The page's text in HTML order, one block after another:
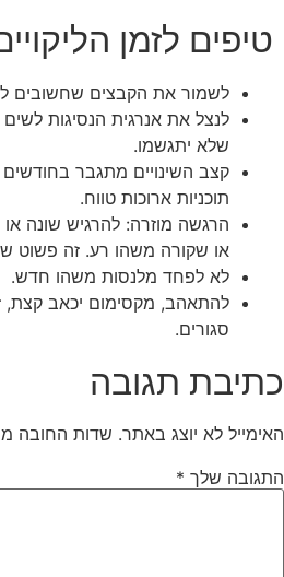
טיפים לזמן
לשמור את הקבצים שחשובים
לנצל את אנרגית הנסיגות
שלא יתגשמו.
קצב השינויים מתגבר
תוכניות ארוכות טווח.
הרגשה מוזרה: להרגיש שונה
או שקורה משהו רע. זה פשוט
לא לפחד מלנסות משהו חדש.
להתאהב, מקסימום יכאב קצת,
סגורים.
כתיבת תגובה
האימייל לא יוצג באתר. שדות החובה
התגובה שלך *